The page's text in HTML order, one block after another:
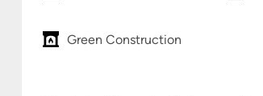
Green Construction